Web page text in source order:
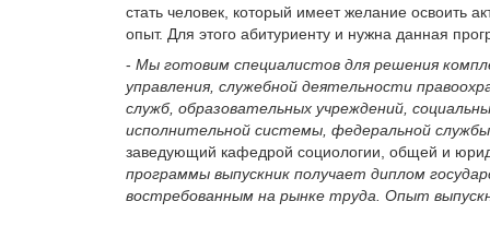
стать человек, который имеет желание освоить
опыт. Для этого абитуриенту и нужна данная
- Мы готовим специалистов для решения
управления, служебной деятельности
служб, образовательных учреждений,
исполнительной системы, федеральной
заведующий кафедрой социологии, общей и
программы выпускник получает диплом
востребованным на рынке труда. Опыт